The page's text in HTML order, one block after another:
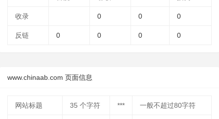
收录 0 0 0
反链 0 0 0 0
www.chinaab.com 页面信息
网站标题 35 个字符 *** 一般不超过80字符